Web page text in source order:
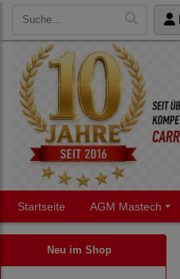
Startseite AGM Mastech
Neu im Shop